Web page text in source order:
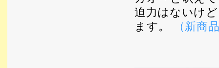
迫力はないけ
ます。
（新商